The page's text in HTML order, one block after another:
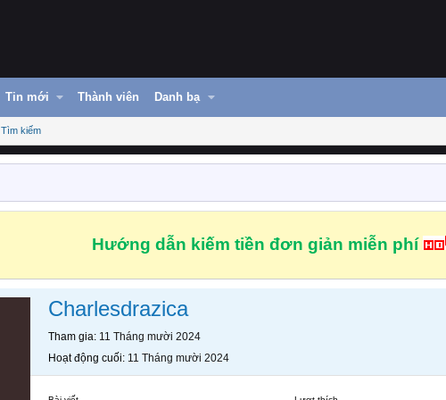
Tin mới Thành viên Danh bạ
Tìm kiếm
Hướng dẫn kiếm tiền đơn giản miễn phí
Charlesdrazica
Tham gia 11 Tháng mười 2024
Hoạt động cuối 11 Tháng mười 2024